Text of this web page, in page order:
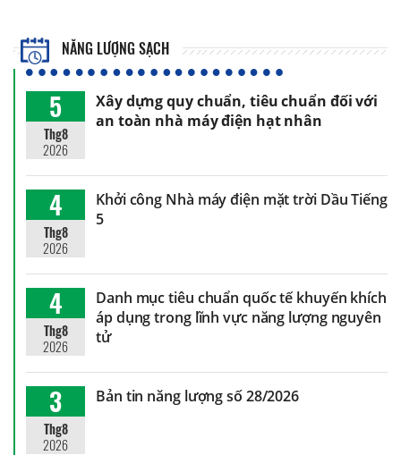
NĂNG LƯỢNG SẠCH
5
Thg8
2026
Xây dựng quy chuẩn, tiêu chuẩn đối với
an toàn nhà máy điện hạt nhân
4
Thg8
2026
Khởi công Nhà máy điện mặt trời Dầu Tiếng
5
4
Thg8
2026
Danh mục tiêu chuẩn quốc tế khuyến khích
áp dụng trong lĩnh vực năng lượng nguyên
tử
3
Thg8
2026
Bản tin năng lượng số 28/2026